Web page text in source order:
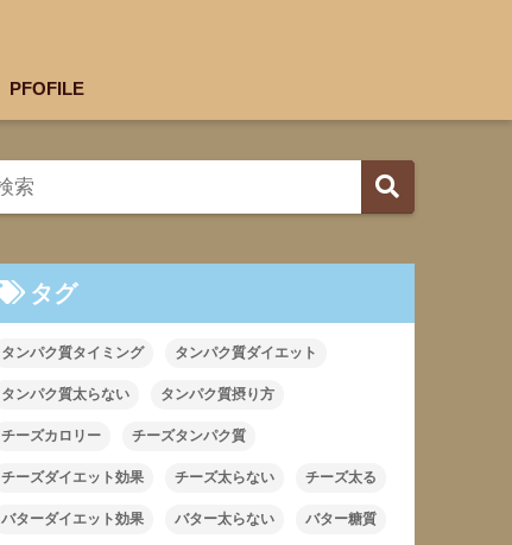
PFOFILE
タグ
タンパク質タイミング タンパク質ダイエット
タンパク質太らない タンパク質摂り方
チーズカロリー チーズタンパク質
チーズダイエット効果 チーズ太らない チーズ太る
バターダイエット効果 バター太らない バター糖質